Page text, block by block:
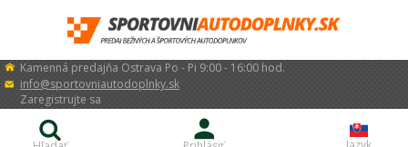
Kamenná predajňa Ostrava Po - Pi 9:00 - 16:00 hod.
info@sportovniautodoplnky.sk
Zaregistrujte sa